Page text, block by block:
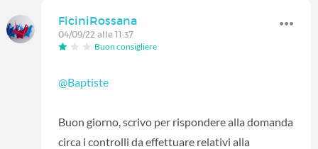
FiciniRossana
04/09/22 alle 11:37
Buon consigliere
@Baptiste
Buon giorno, scrivo per rispondere alla domanda
circa i controlli da effettuare relativi alla